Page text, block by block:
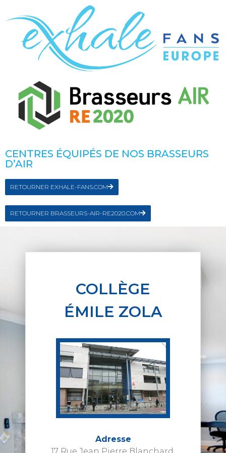
CENTRES ÉQUIPÉS DE NOS BRASSEURS
D’AIR
RETOURNER EXHALE-FANS.COM
RETOURNER BRASSEURS-AIR-RE2020.COM
COLLÈGE
ÉMILE ZOLA
Adresse